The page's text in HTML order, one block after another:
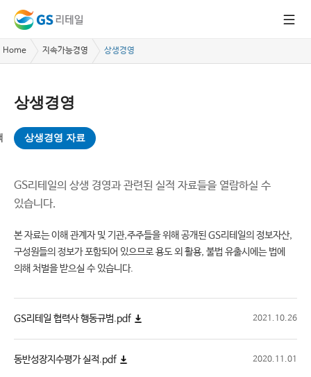
Home 지속가능경영 상생경영
상생경영
상생경영 자료
GS리테일의 상생 경영과 관련된 실적 자료들을 열람하실 수
있습니다.
본 자료는 이해 관계자 및 기관,주주들을 위해 공개된 GS리테일의 정보자산,
구성원들의 정보가 포함되어 있으므로 용도 외 활용, 불법 유출시에는 법에
의해 처벌을 받으실 수 있습니다.
GS리테일 협력사 행동규범.pdf 2021.10.26
동반성장지수평가 실적.pdf 2020.11.01